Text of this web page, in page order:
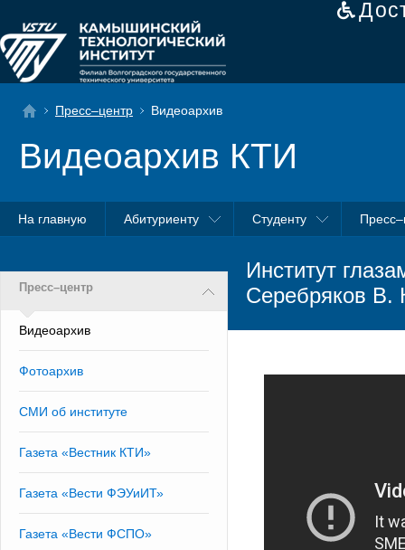
Пресс–центр Видеоархив
Видеоархив КТИ
На главную Абитуриенту Студенту
Пресс–центр
Видеоархив
Фотоархив
СМИ об институте
Газета «Вестник КТИ»
Газета «Вести ФЭУиИТ»
Газета «Вести ФСПО»
Институт
Серебряков